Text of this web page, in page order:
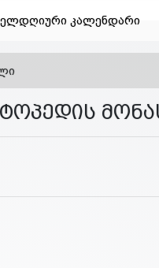
კალენდარი